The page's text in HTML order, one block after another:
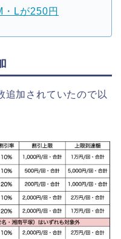
・Lが250円
追加されていたので以